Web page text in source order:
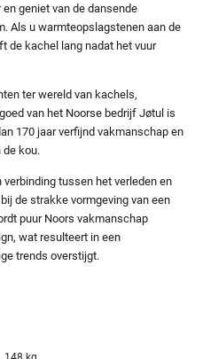
geniet van de dansende
Als u warmteopslagstenen aan de
de kachel lang nadat het vuur
ter wereld van kachels,
van het Noorse bedrijf Jøtul is
170 jaar verfijnd vakmanschap en
de kou.
tussen het verleden en
de strakke vormgeving van een
puur Noors vakmanschap
wat resulteert in een
trends overstijgt.